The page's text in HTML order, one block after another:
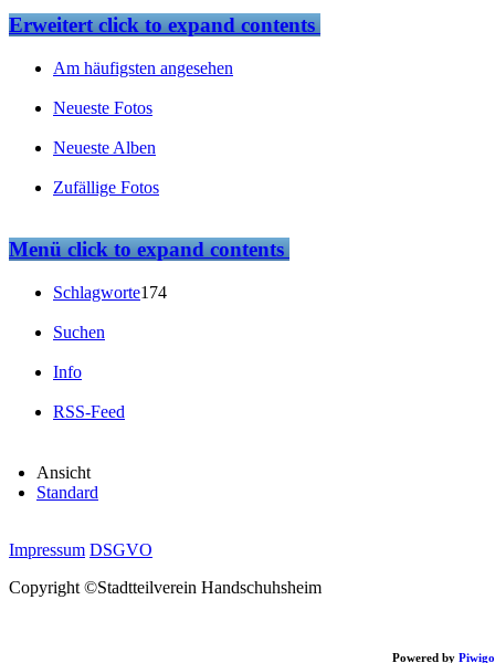
Powered by Piwigo
Erweitertclick to expand contents
Am häufigsten angesehen
Neueste Fotos
Neueste Alben
Zufällige Fotos
Menüclick to expand contents
Schlagworte174
Suchen
Info
RSS-Feed
Ansicht
Standard
Impressum DSGVO
Copyright ©Stadtteilverein Handschuhsheim